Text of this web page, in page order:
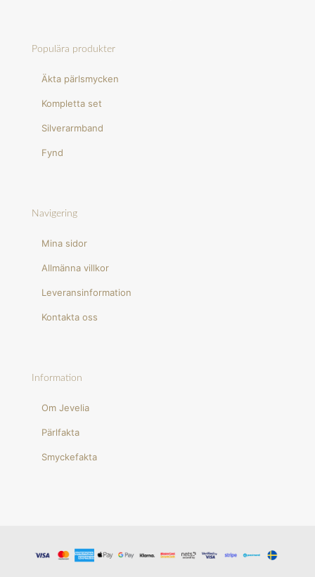
Populära produkter
Äkta pärlsmycken
Kompletta set
Silverarmband
Fynd
Navigering
Mina sidor
Allmänna villkor
Leveransinformation
Kontakta oss
Information
Om Jevelia
Pärlfakta
Smyckefakta